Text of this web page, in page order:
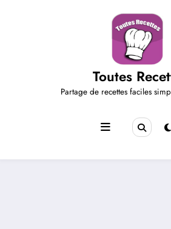
Toutes
Partage de recettes faciles